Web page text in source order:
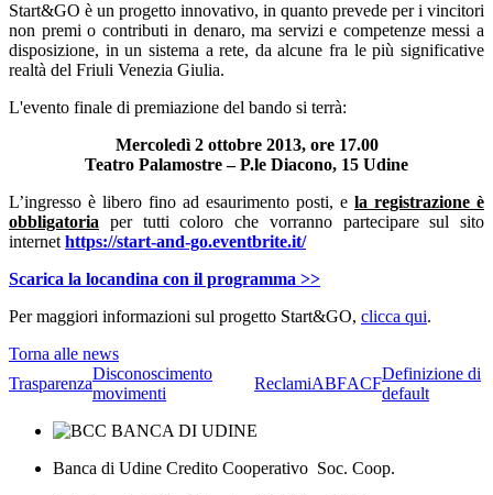
Start&GO è un progetto innovativo, in quanto prevede per i vincitori
non premi o contributi in denaro, ma servizi e competenze messi a
disposizione, in un sistema a rete, da alcune fra le più significative
realtà del Friuli Venezia Giulia.
L'evento finale di premiazione del bando si terrà:
Mercoledì 2 ottobre 2013, ore 17.00
Teatro Palamostre – P.le Diacono, 15 Udine
L’ingresso è libero fino ad esaurimento posti, e la registrazione è
obbligatoria per tutti coloro che vorranno partecipare sul sito
internet https://start-and-go.eventbrite.it/
Scarica la locandina con il programma >>
Per maggiori informazioni sul progetto Start&GO, clicca qui.
Torna alle news
Trasparenza
Disconoscimento
movimenti
ReclamiABFACF
Definizione di
default
Banca di Udine Credito Cooperativo Soc. Coop.